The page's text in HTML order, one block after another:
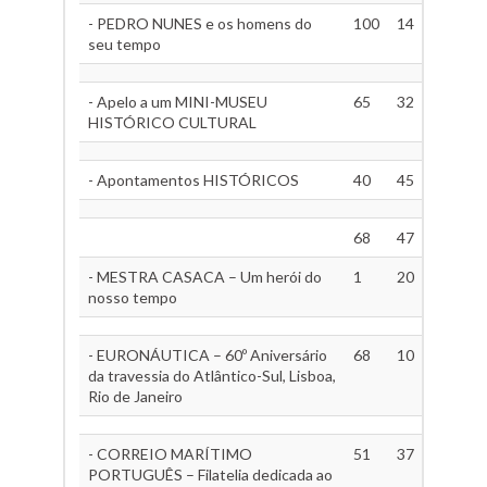
- PEDRO NUNES e os homens do
seu tempo
100 14
- Apelo a um MINI-MUSEU
HISTÓRICO CULTURAL
65 32
- Apontamentos HISTÓRICOS 40 45
68 47
- MESTRA CASACA – Um herói do
nosso tempo
1 20
- EURONÁUTICA – 60º Aniversário
da travessia do Atlântico-Sul, Lisboa,
Rio de Janeiro
68 10
- CORREIO MARÍTIMO
PORTUGUÊS – Filatelia dedicada ao
51 37